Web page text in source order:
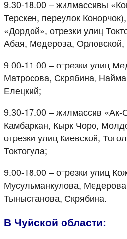
9.30-18.00 – жилмассивы
Терскен, переулок
«Дордой», отрезки улиц
Абая, Медерова, Орловской,
9.00-11.00 – отрезки улиц
Матросова, Скрябина,
Елецкий;
9.30-17.00 – жилмассив «Ак-
Камбаркан, Кырк Чоро,
отрезки улиц Киевской,
Токтогула;
9.00-18.00 – отрезки улиц
Мусульманкулова,
Тыныстанова, Скрябина.
В Чуйской области: